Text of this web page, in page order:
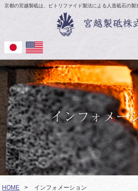
京都の宮越製砥は、ビトリファイド製法による人造砥石の製
HOME > インフォメーション